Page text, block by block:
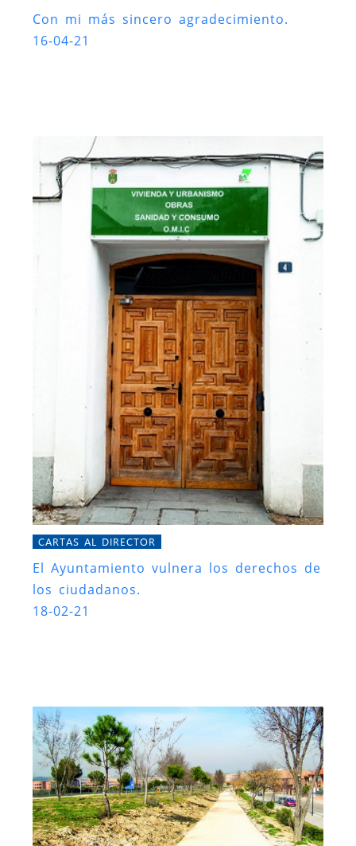
Con mi más sincero agradecimiento.
16-04-21
CARTAS AL DIRECTOR
El Ayuntamiento vulnera los derechos de
los ciudadanos.
18-02-21